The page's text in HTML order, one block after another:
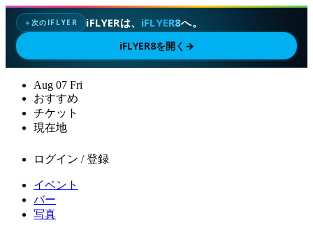
✦次のIFLYER iFLYERは、 iFLYER8へ。
iFLYER8を開く →
Aug 07 Fri
おすすめ
チケット
現在地
ログイン / 登録
イベント
バー
写真